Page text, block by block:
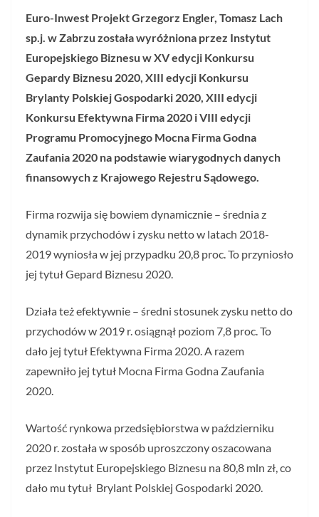
Euro-Inwest Projekt Grzegorz Engler, Tomasz Lach
sp.j. w Zabrzu została wyróżniona przez Instytut
Europejskiego Biznesu w XV edycji Konkursu
Gepardy Biznesu 2020, XIII edycji Konkursu
Brylanty Polskiej Gospodarki 2020, XIII edycji
Konkursu Efektywna Firma 2020 i VIII edycji
Programu Promocyjnego Mocna Firma Godna
Zaufania 2020 na podstawie wiarygodnych danych
finansowych z Krajowego Rejestru Sądowego.
Firma rozwija się bowiem dynamicznie – średnia z
dynamik przychodów i zysku netto w latach 2018-
2019 wyniosła w jej przypadku 20,8 proc. To przyniosło
jej tytuł Gepard Biznesu 2020.
Działa też efektywnie – średni stosunek zysku netto do
przychodów w 2019 r. osiągnął poziom 7,8 proc. To
dało jej tytuł Efektywna Firma 2020. A razem
zapewniło jej tytuł Mocna Firma Godna Zaufania
2020.
Wartość rynkowa przedsiębiorstwa w październiku
2020 r. została w sposób uproszczony oszacowana
przez Instytut Europejskiego Biznesu na 80,8 mln zł, co
dało mu tytuł Brylant Polskiej Gospodarki 2020.